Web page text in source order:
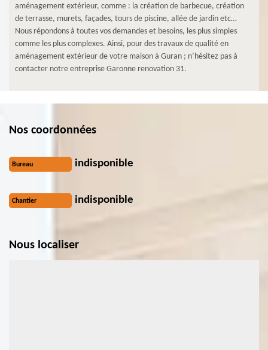
aménagement extérieur, comme : la création de barbecue, création
de terrasse, murets, façades, tours de piscine, allée de jardin etc…
Nous répondons à toutes vos demandes et besoins, les plus simples
comme les plus complexes. Ainsi, pour des travaux de qualité en
aménagement extérieur de votre maison à Guran ; n’hésitez pas à
contacter notre entreprise Garonne renovation 31.
Nos coordonnées
Bureau indisponible
Chantier indisponible
Nous localiser